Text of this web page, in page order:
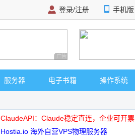
登录/注册 手机版
广告 商业广告，理性选择
服务器 电子书籍 操作系统
ClaudeAPI：Claude稳定直连，企业可开票
Hostia.io 海外自营VPS物理服务器